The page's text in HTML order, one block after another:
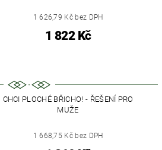
1 626,79 Kč bez DPH
1 822 Kč
CHCI PLOCHÉ BŘICHO! - ŘEŠENÍ PRO
MUŽE
1 668,75 Kč bez DPH